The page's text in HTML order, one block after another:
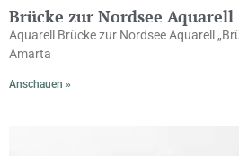
Brücke zur Nordsee Aquarell
Aquarell Brücke zur Nordsee Aquarell
Amarta
Anschauen »